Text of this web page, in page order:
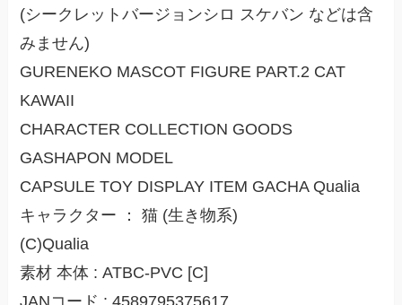
(シークレットバージョンシロ スケバン などは含
みません)
GURENEKO MASCOT FIGURE PART.2 CAT
KAWAII
CHARACTER COLLECTION GOODS
GASHAPON MODEL
CAPSULE TOY DISPLAY ITEM GACHA Qualia
キャラクター ： 猫 (生き物系)
(C)Qualia
素材 本体 : ATBC-PVC [C]